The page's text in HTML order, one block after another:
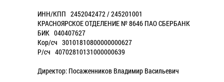
ИНН/КПП 2452042472 / 245201001
КРАСНОЯРСКОЕ ОТДЕЛЕНИЕ № 8646 ПАО СБЕРБАНК
БИК 040407627
Кор/сч 30101810800000000627
P/сч 40702810131000000639
Директор: Посаженников Владимир Васильевич